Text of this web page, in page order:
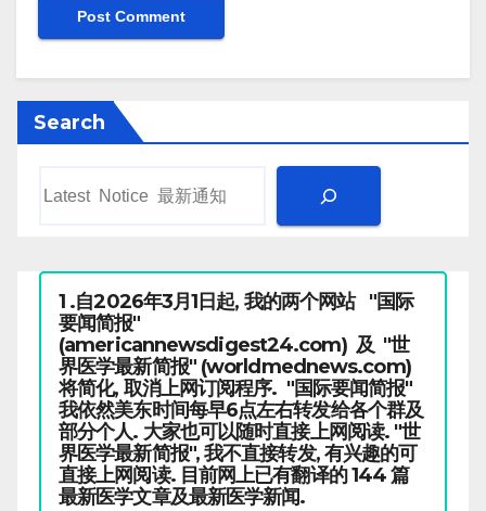
Search
1 .自2026年3月1日起, 我的两个网站 "国际
要闻简报"
(americannewsdigest24.com) 及 "世
界医学最新简报" (worldmednews.com)
将简化, 取消上网订阅程序. "国际要闻简报"
我依然美东时间每早6点左右转发给各个群及
部分个人. 大家也可以随时直接上网阅读. "世
界医学最新简报", 我不直接转发, 有兴趣的可
直接上网阅读. 目前网上已有翻译的 144 篇
最新医学文章及最新医学新闻.